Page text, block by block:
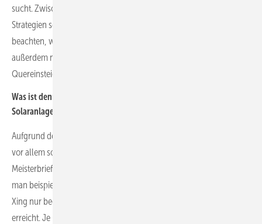
sucht. Zwischen diesen beiden Gruppen unterscheiden sich die
Strategien sehr stark. Dies sollte ein Unternehmen auf jeden Fall
beachten, wenn es Fachkräfte gewinnen will. Hier muss man
außerdem noch unterscheiden zwischen erfahrenen Fachkräften,
Quereinsteigern und Azubis.
Was ist denn wichtig, wenn etwa Handwerker gesucht werden, die
Solaranlagen errichten, verkabeln und in Betrieb nehmen?
Aufgrund des demographischen Wandels ist es derzeit schwierig,
vor allem solche Fachkräfte zu finden, die beispielsweise auch einen
Meisterbrief oder ähnliche Fachqualifikationen haben. Hier kommt
man beispielsweise mit Social-Media-Strategien auf LinkedIn oder
Xing nur bedingt weiter, da man diese Fachkräfte darüber kaum
erreicht. Je nach Zielgruppe können in diesem Segment aber andere